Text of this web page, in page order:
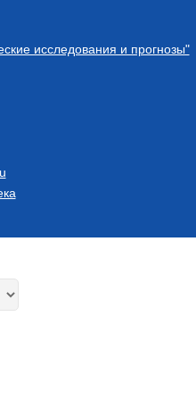
исследования и прогнозы"